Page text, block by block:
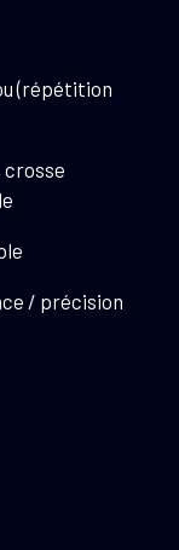
(répétition
crosse
/ précision